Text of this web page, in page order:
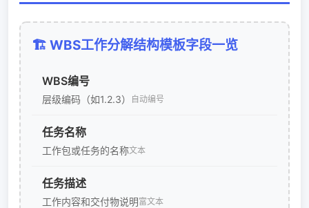
🏗️ WBS工作分解结构模板字段一览
WBS编号
层级编码（如1.2.3） 自动编号
任务名称
工作包或任务的名称文本
任务描述
工作内容和交付物说明富文本